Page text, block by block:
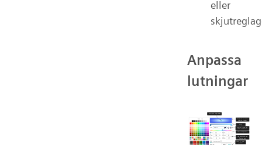
eller
Anpassa
lutningar